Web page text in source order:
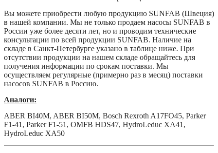
Вы можете приобрести любую продукцию SUNFAB (Швеция)
в нашей компании. Мы не только продаем насосы SUNFAB в
России уже более десяти лет, но и проводим технические
консультации по всей продукции SUNFAB. Наличие на
складе в Санкт-Петербурге указано в таблице ниже. При
отсутствии продукции на нашем складе обращайтесь для
получения информации по срокам поставки. Мы
осуществляем регулярные (примерно раз в месяц) поставки
насосов SUNFAB в Россию.
Аналоги:
ABER BI40M, ABER BI50M, Bosch Rexroth A17FO45, Parker
F1-41, Parker F1-51, OMFB HDS47, HydroLeduc XA41,
HydroLeduc XA50